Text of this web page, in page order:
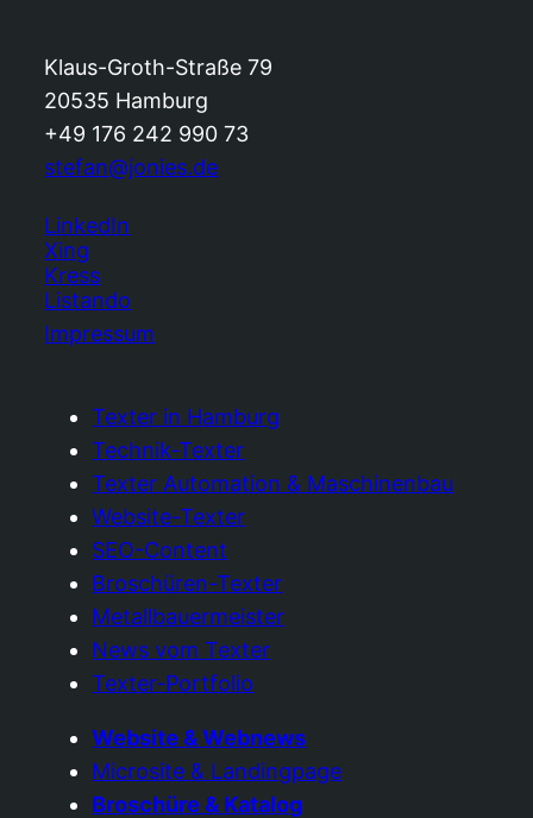
Klaus-Groth-Straße 79
20535 Hamburg
+49 176 242 990 73
stefan@jonies.de
LinkedIn
Xing
Kress
Listando
Impressum
Texter in Hamburg
Technik-Texter
Texter Automation & Maschinenbau
Website-Texter
SEO-Content
Broschüren-Texter
Metallbauermeister
News vom Texter
Texter-Portfolio
Website & Webnews
Microsite & Landingpage
Broschüre & Katalog